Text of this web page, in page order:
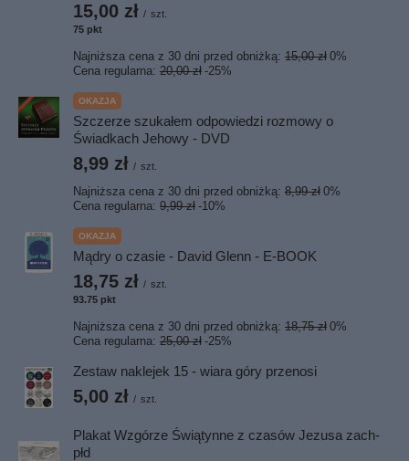
15,00 zł / szt.
75 pkt
Najniższa cena z 30 dni przed obniżką: 15,00 zł 0%
Cena regularna: 20,00 zł -25%
OKAZJA
Szczerze szukałem odpowiedzi rozmowy o
Świadkach Jehowy - DVD
8,99 zł / szt.
Najniższa cena z 30 dni przed obniżką: 8,99 zł 0%
Cena regularna: 9,99 zł -10%
OKAZJA
Mądry o czasie - David Glenn - E-BOOK
18,75 zł / szt.
93.75 pkt
Najniższa cena z 30 dni przed obniżką: 18,75 zł 0%
Cena regularna: 25,00 zł -25%
Zestaw naklejek 15 - wiara góry przenosi
5,00 zł / szt.
Plakat Wzgórze Świątynne z czasów Jezusa zach-
płd